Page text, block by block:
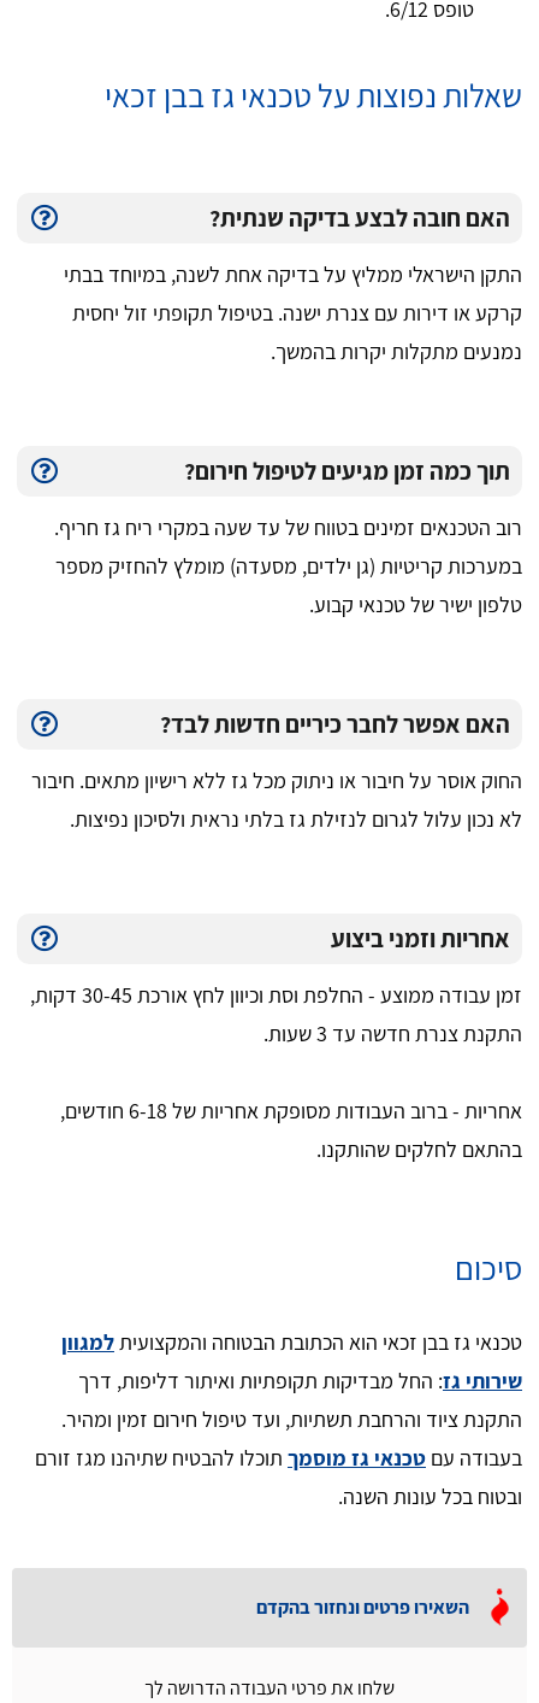
טופס 6/12.
שאלות נפוצות על טכנאי גז בבן זכאי
האם חובה לבצע בדיקה שנתית?
התקן הישראלי ממליץ על בדיקה אחת לשנה, במיוחד בבתי
קרקע או דירות עם צנרת ישנה. בטיפול תקופתי זול יחסית
נמנעים מתקלות יקרות בהמשך.
תוך כמה זמן מגיעים לטיפול חירום?
רוב הטכנאים זמינים בטווח של עד שעה במקרי ריח גז חריף.
במערכות קריטיות (גן ילדים, מסעדה) מומלץ להחזיק מספר
טלפון ישיר של טכנאי קבוע.
האם אפשר לחבר כיריים חדשות לבד?
החוק אוסר על חיבור או ניתוק מכל גז ללא רישיון מתאים. חיבור
לא נכון עלול לגרום לנזילת גז בלתי נראית ולסיכון נפיצות.
אחריות וזמני ביצוע
זמן עבודה ממוצע - החלפת וסת וכיוון לחץ אורכת 30-45 דקות,
התקנת צנרת חדשה עד 3 שעות.
אחריות - ברוב העבודות מסופקת אחריות של 6-18 חודשים,
בהתאם לחלקים שהותקנו.
סיכום
טכנאי גז בבן זכאי הוא הכתובת הבטוחה והמקצועיתלמגוון
שירותי גז: החל מבדיקות תקופתיות ואיתור דליפות, דרך
התקנת ציוד והרחבת תשתיות, ועד טיפול חירום זמין ומהיר.
בעבודה עם טכנאי גז מוסמך תוכלו להבטיח שתיהנו מגז זורם
ובטוח בכל עונות השנה.
השאירו פרטים ונחזור בהקדם
שלחו את פרטי העבודה הדרושה לך